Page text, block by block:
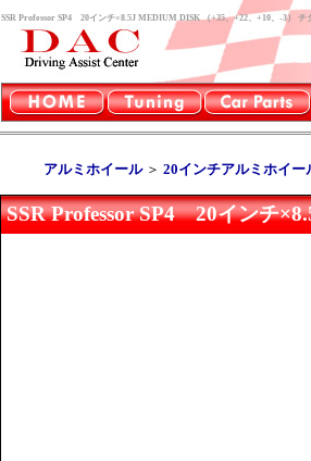
SSR Professor SP4 20インチ×8.5J MEDIUM DISK （+35、+22、+10、-3）
アルミホイール＞ 20インチアルミホイー
SSR Professor SP4 20インチ